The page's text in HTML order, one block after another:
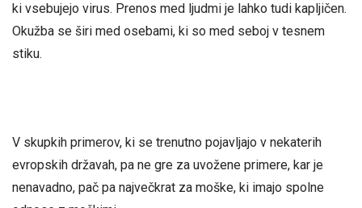
ki vsebujejo virus. Prenos med ljudmi je lahko tudi kapljičen.
Okužba se širi med osebami, ki so med seboj v tesnem
stiku.
V skupkih primerov, ki se trenutno pojavljajo v nekaterih
evropskih državah, pa ne gre za uvožene primere, kar je
nenavadno, pač pa največkrat za moške, ki imajo spolne